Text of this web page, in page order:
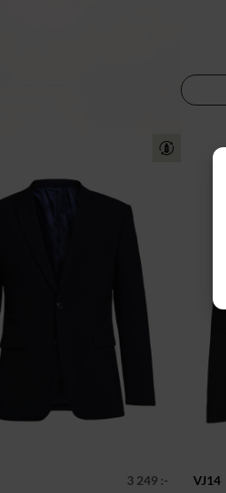
3 249 :-
VJ14